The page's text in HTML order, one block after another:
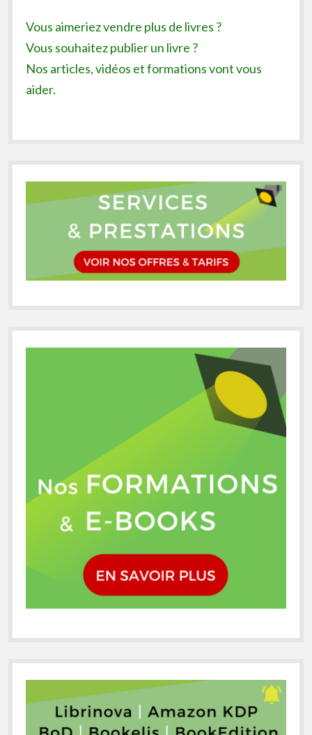
Vous aimeriez vendre plus de livres ?
Vous souhaitez publier un livre ?
Nos articles, vidéos et formations vont vous
aider.